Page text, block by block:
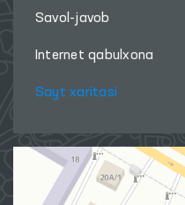
Savol-javob
Internet qabulxona
Sayt xaritasi